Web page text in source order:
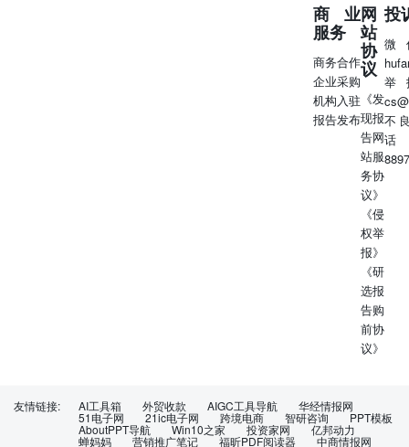
商业
服务
商务合作
企业采购
机构入驻
报告发布
网
站
协
议
《发
现报
告网
站服
务协
议》
《侵
权举
报》
《研
选报
告购
前协
议》
投
微
举
不
友情链接: AI工具箱 外贸收款 AIGC工具导航 华经情报网
51电子网 21ic电子网 跨境电商 智研咨询 PPT模板
AboutPPT导航 Win10之家 投资家网 亿邦动力
蝉妈妈 营销推广笔记 福昕PDF阅读器 中商情报网